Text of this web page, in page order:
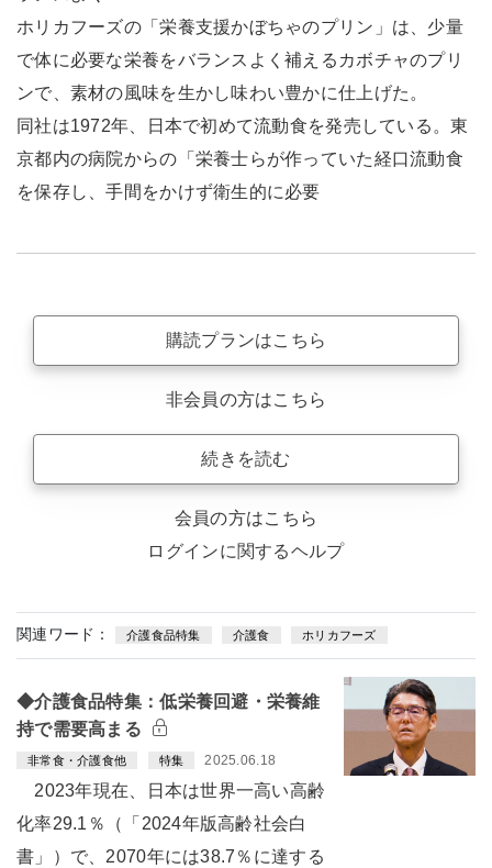
ホリカフーズの「栄養支援かぼちゃのプリン」は、少量
で体に必要な栄養をバランスよく補えるカボチャのプリ
ンで、素材の風味を生かし味わい豊かに仕上げた。
同社は1972年、日本で初めて流動食を発売している。東
京都内の病院からの「栄養士らが作っていた経口流動食
を保存し、手間をかけず衛生的に必要
購読プランはこちら
非会員の方はこちら
続きを読む
会員の方はこちら
ログインに関するヘルプ
関連ワード： 介護食品特集 介護食 ホリカフーズ
◆介護食品特集：低栄養回避・栄養維
持で需要高まる
非常食・介護食他 特集 2025.06.18
2023年現在、日本は世界一高い高齢
化率29.1％（「2024年版高齢社会白
書」）で、2070年には38.7％に達する